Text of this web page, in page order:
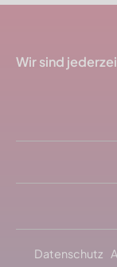
Wir sind
Datenschutz